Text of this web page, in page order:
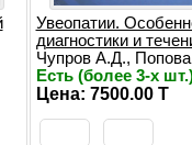
Увеопатии.
диагностики и
Чупров А.Д.,
Есть (более 3-х
Цена: 7500.00 T